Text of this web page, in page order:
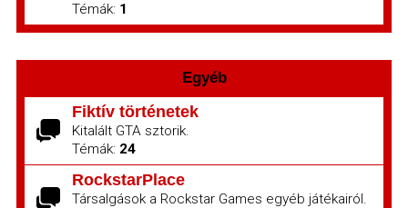
Témák: 1
Egyéb
Fiktív történetek
Kitalált GTA sztorik.
Témák: 24
RockstarPlace
Társalgások a Rockstar Games egyéb játékairól.